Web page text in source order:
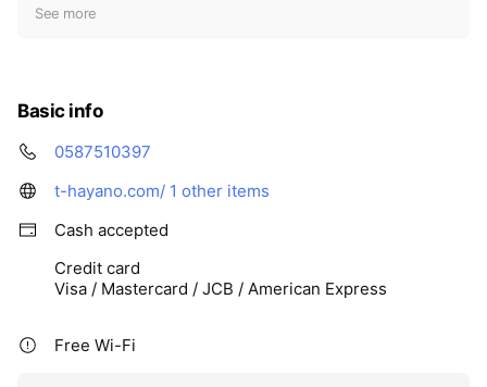
e
See more
Basic info
0587510397
t-hayano.com/ 1 other items
Cash accepted
Credit card
Visa / Mastercard / JCB / American Express
Free Wi-Fi